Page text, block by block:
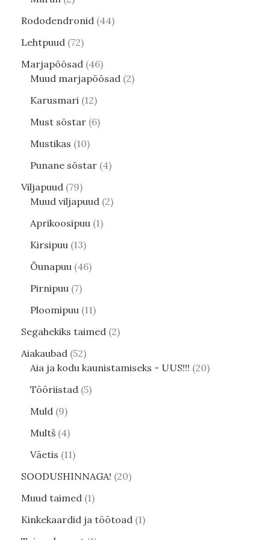
Rododendronid 44
Lehtpuud 72
Marjapõõsad 46
Muud marjapõõsad 2
Karusmari 12
Must sõstar 6
Mustikas 10
Punane sõstar 4
Viljapuud 79
Muud viljapuud 2
Aprikoosipuu 1
Kirsipuu 13
Õunapuu 46
Pirnipuu 7
Ploomipuu 11
Segahekiks taimed 2
Aiakaubad 52
Aia ja kodu kaunistamiseks - UUS!!! 20
Tööriistad 5
Muld 9
Multš 4
Väetis 11
SOODUSHINNAGA! 20
Muud taimed 1
Kinkekaardid ja töötoad 1